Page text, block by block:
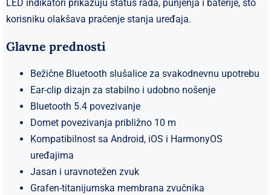
LED indikatori prikazuju status rada, punjenja i baterije, što
korisniku olakšava praćenje stanja uređaja.
Glavne prednosti
Bežične Bluetooth slušalice za svakodnevnu upotrebu
Ear-clip dizajn za stabilno i udobno nošenje
Bluetooth 5.4 povezivanje
Domet povezivanja približno 10 m
Kompatibilnost sa Android, iOS i HarmonyOS
uređajima
Jasan i uravnotežen zvuk
Grafen-titanijumska membrana zvučnika